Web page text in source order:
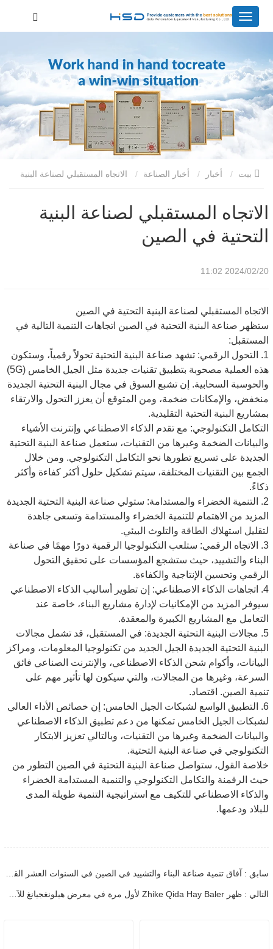
أخبار أخبار الصناعة الاتجاه المستقبلي لصناعة البنية
التحتية في الصين
الاتجاه المستقبلي لصناعة البنية
التحتية في الصين
2024/02/20 11:02
الاتجاه المستقبلي لصناعة البنية التحتية في الصين
ستظهر صناعة البنية التحتية في الصين اتجاهات التنمية التالية في
المستقبل:
1. التحول الرقمي: تشهد صناعة البنية التحتية تحولاً رقمياً، وستكون
هذه العملية مصحوبة بتطبيق تقنيات جديدة مثل الجيل الخامس (5G)
والحوسبة السحابية. إن تشبع السوق في مجال البنية التحتية الجديدة
منخفض، والإمكانات ضخمة، ومن المتوقع أن يعزز التحول والارتقاء
بمشاريع البنية التحتية التقليدية.
التكامل التكنولوجي: مع تقدم الذكاء الاصطناعي وإنترنت الأشياء
والبيانات الضخمة وغيرها من التقنيات، ستعمل صناعة البنية التحتية
الجديدة على تسريع تطورها نحو التكامل التكنولوجي. ومن خلال
الجمع بين التقنيات المختلفة، سيتم تشكيل حلول أكثر كفاءة وأكثر
ذكاءً.
2. التنمية الخضراء والمستدامة: ستولي صناعة البنية التحتية الجديدة
المزيد من الاهتمام للتنمية الخضراء والمستدامة وتسعى جاهدة
لتقليل استهلاك الطاقة والتلوث البيئي.
3. الاتجاه الرقمي: ستلعب التكنولوجيا الرقمية دورًا مهمًا في صناعة
البناء والتشييد، حيث ستشجع المؤسسات على تحقيق التحول
الرقمي وتحسين الإنتاجية والكفاءة.
4. اتجاهات الذكاء الاصطناعي: إن تطوير أساليب الذكاء الاصطناعي
سيوفر المزيد من الإمكانيات لإدارة مشاريع البناء، خاصة عند
التعامل مع المشاريع الكبيرة والمعقدة.
5. مجالات البنية التحتية الجديدة: في المستقبل، قد تشمل مجالات
البنية التحتية الجديدة الجيل الجديد من تكنولوجيا المعلومات، ومراكز
البيانات، وأكوام شحن الذكاء الاصطناعي، والإنترنت الصناعي فائق
السرعة، وغيرها من المجالات، والتي سيكون لها تأثير مهم على
تنمية الصين. اقتصاد.
6. التطبيق الواسع لشبكات الجيل الخامس: إن خصائص الأداء العالي
لشبكات الجيل الخامس تمكنها من دعم تطبيق الذكاء الاصطناعي
والبيانات الضخمة وغيرها من التقنيات، وبالتالي تعزيز الابتكار
التكنولوجي في صناعة البنية التحتية.
خلاصة القول، ستواصل صناعة البنية التحتية في الصين التطور من
حيث الرقمنة والتكامل التكنولوجي والتنمية المستدامة الخضراء
والذكاء الاصطناعي للتكيف مع استراتيجية التنمية طويلة المدى
للبلاد ودعمها.
التالي : ظهر Zhike Qida Hay Baler لأول مرة في معرض هيلونغجيانغ للآلات الزراعية